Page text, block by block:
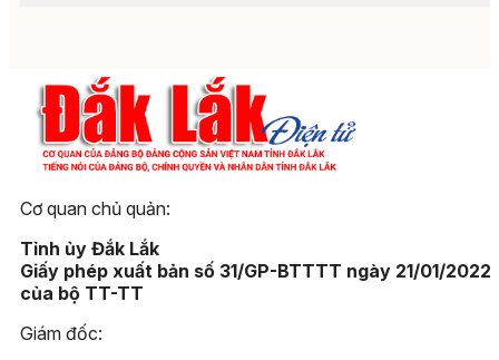
Cơ quan chủ quản:
Tỉnh ủy Đắk Lắk
Giấy phép xuất bản số 31/GP-BTTTT ngày 21/01/2022
của bộ TT-TT
Giám đốc: